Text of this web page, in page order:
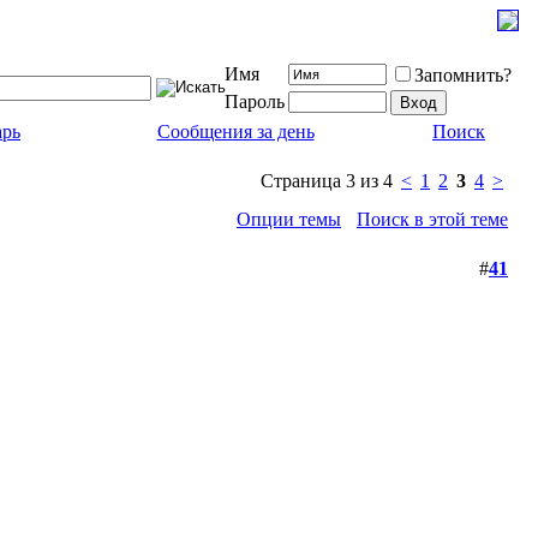
Имя
Запомнить?
Пароль
Сообщения за день Поиск
Страница 3 из 4 < 1 2 3 4 >
Опции темы
Поиск в этой теме
#41